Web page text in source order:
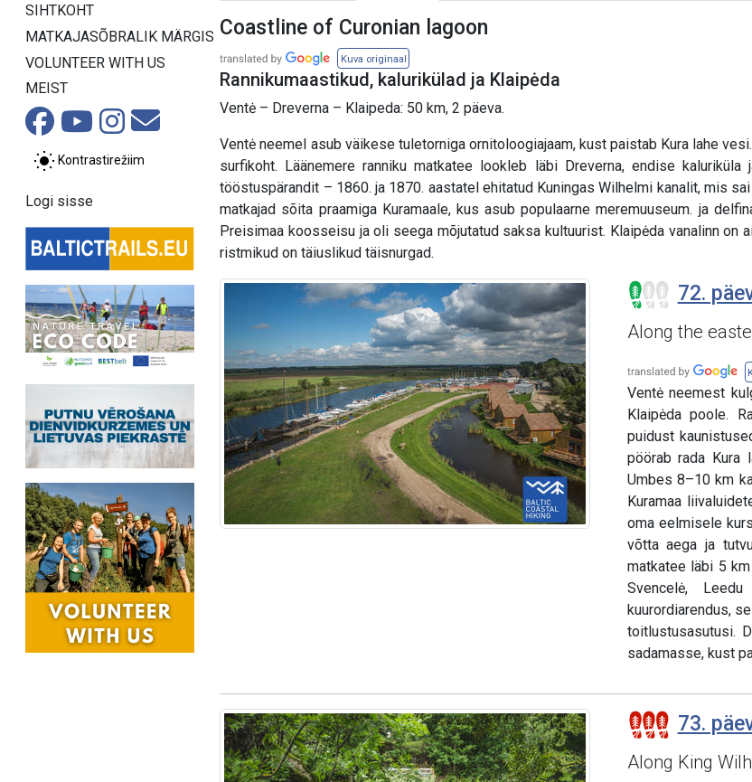
SIHTKOHT
MATKAJASÕBRALIK MÄRGIS
VOLUNTEER WITH US
MEIST
Kontrastirežiim
Logi sisse
Coastline of Curonian lagoon
Kuva originaal
Rannikumaastikud, kalurikülad ja Klaipėda
Ventė – Dreverna – Klaipeda: 50 km, 2 päeva.
Ventė neemel asub väikese tuletorniga ornitoloogiajaam, kust paistab Kura lahe
surfikoht. Läänemere ranniku matkatee lookleb läbi Dreverna, endise
tööstuspärandit – 1860. ja 1870. aastatel ehitatud Kuningas Wilhelmi kanalit, mis
matkajad sõita praamiga Kuramaale, kus asub populaarne meremuuseum. ja
Preisimaa koosseisu ja oli seega mõjutatud saksa kultuurist. Klaipėda vanalinn
ristmikud on täiuslikud täisnurgad.
72.
Along the
Ventė neemest
Klaipėda poole.
puidust
pöörab rada Kura
Umbes 8–10 km
Kuramaa
oma eelmisele
võtta aega ja
matkatee läbi 5
Svencelė,
kuurordiarendus,
toitlustusasutusi.
sadamasse, kust
73.
Along King